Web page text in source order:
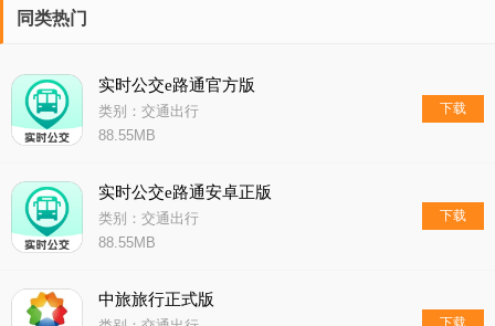
同类热门
实时公交e路通官方版
类别：交通出行
88.55MB
下载
实时公交e路通安卓正版
类别：交通出行
88.55MB
下载
中旅旅行正式版
下载